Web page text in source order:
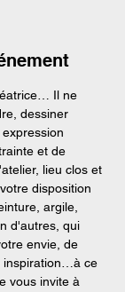
Il ne
dessiner
et de
lieu clos et
disposition
argile,
d'autres, qui
envie, de
inspiration…à ce
vous invite à